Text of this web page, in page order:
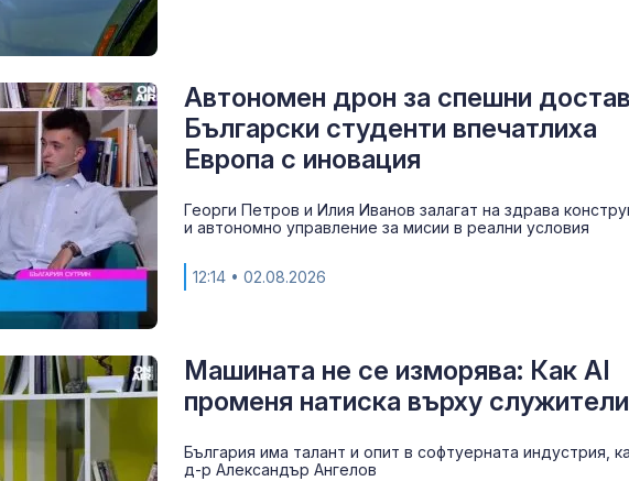
Автономен дрон за спешни
Български студенти впечатлиха
Европа с иновация
Георги Петров и Илия Иванов залагат на здрава
и автономно управление за мисии в реални условия
12:14 • 02.08.2026
Машината не се изморява: Как AI
променя натиска върху
България има талант и опит в софтуерната индустрия,
д-р Александър Ангелов